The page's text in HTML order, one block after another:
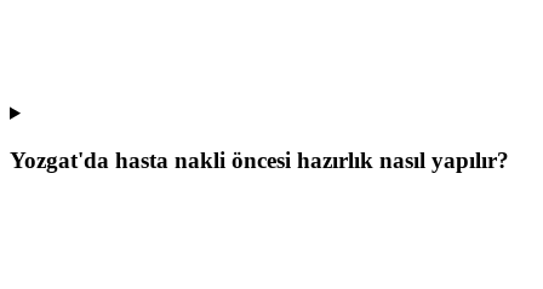
Yozgat'da hasta nakli öncesi hazırlık nasıl yapılır?